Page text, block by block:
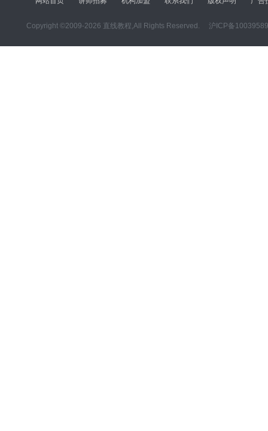
Copyright ©2009-2026 直线教程,All Rights Reserved. 沪ICP备